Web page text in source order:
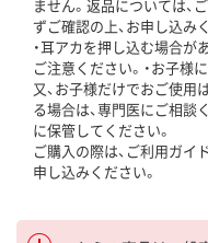
ません。返品については、
ずご確認の上、お申し込み
・耳アカを押し込む場合が
ご注意ください。・お子様
又、お子様だけでおご使用
る場合は、専門医にご相談
に保管してください。
ご購入の際は、ご利用ガイ
申し込みください。